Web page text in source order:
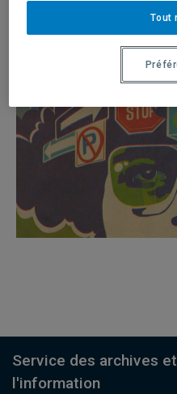
Service des archives
l'information
Tout